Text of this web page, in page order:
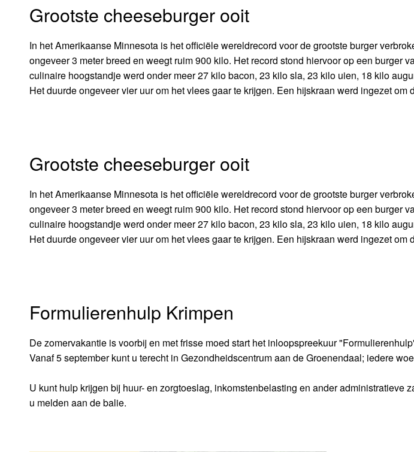
Grootste cheeseburger ooit
In het Amerikaanse Minnesota is het officiële wereldrecord voor de grootste burger
ongeveer 3 meter breed en weegt ruim 900 kilo. Het record stond hiervoor op een burger
culinaire hoogstandje werd onder meer 27 kilo bacon, 23 kilo sla, 23 kilo uien, 18 kilo
Het duurde ongeveer vier uur om het vlees gaar te krijgen. Een hijskraan werd ingezet om
Grootste cheeseburger ooit
In het Amerikaanse Minnesota is het officiële wereldrecord voor de grootste burger
ongeveer 3 meter breed en weegt ruim 900 kilo. Het record stond hiervoor op een burger
culinaire hoogstandje werd onder meer 27 kilo bacon, 23 kilo sla, 23 kilo uien, 18 kilo
Het duurde ongeveer vier uur om het vlees gaar te krijgen. Een hijskraan werd ingezet om
Formulierenhulp Krimpen
De zomervakantie is voorbij en met frisse moed start het inloopspreekuur
Vanaf 5 september kunt u terecht in Gezondheidscentrum aan de Groenendaal; iedere
U kunt hulp krijgen bij huur- en zorgtoeslag, inkomstenbelasting en ander administratieve
u melden aan de balie.